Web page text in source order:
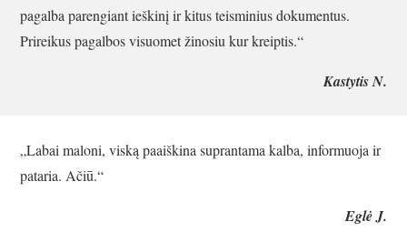
pagalba parengiant ieškinį ir kitus teisminius dokumentus.
Prireikus pagalbos visuomet žinosiu kur kreiptis.“
Kastytis N.
„Labai maloni, viską paaiškina suprantama kalba, informuoja ir
pataria. Ačiū.“
Eglė J.